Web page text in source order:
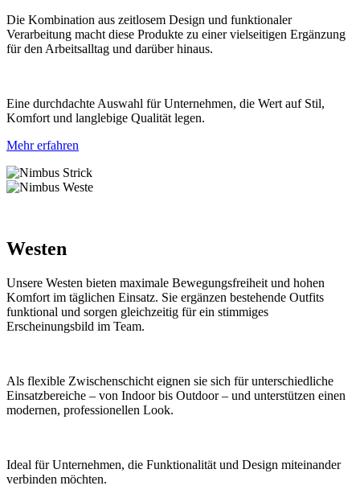
Die Kombination aus zeitlosem Design und funktionaler
Verarbeitung macht diese Produkte zu einer vielseitigen Ergänzung
für den Arbeitsalltag und darüber hinaus.
Eine durchdachte Auswahl für Unternehmen, die Wert auf Stil,
Komfort und langlebige Qualität legen.
Mehr erfahren
Westen
Unsere Westen bieten maximale Bewegungsfreiheit und hohen
Komfort im täglichen Einsatz. Sie ergänzen bestehende Outfits
funktional und sorgen gleichzeitig für ein stimmiges
Erscheinungsbild im Team.
Als flexible Zwischenschicht eignen sie sich für unterschiedliche
Einsatzbereiche – von Indoor bis Outdoor – und unterstützen einen
modernen, professionellen Look.
Ideal für Unternehmen, die Funktionalität und Design miteinander
verbinden möchten.